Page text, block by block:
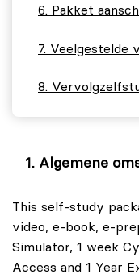
Pakket
Veelgestelde
Algemene
This self-study
video, e-book, e-
Simulator, 1 week
Access and 1 Year